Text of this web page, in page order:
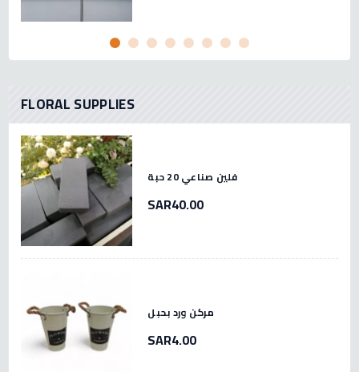
FLORAL SUPPLIES
فلين صناعي 20 حبة
SAR40.00
مركن ورد بحبل
SAR4.00